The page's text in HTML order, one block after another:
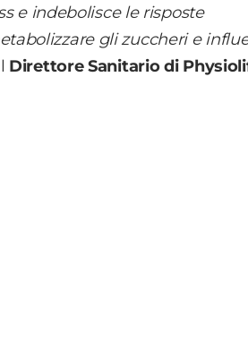
e indebolisce le risposte
gli zuccheri e
Direttore Sanitario di